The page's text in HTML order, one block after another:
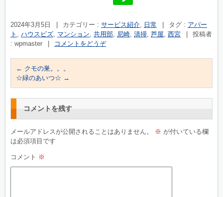
2024年3月5日 | カテゴリー : サービス紹介 日常 | タグ : アパー
ト
ハウスビズ マンション 共用部 尼崎 清掃 芦屋 西宮 |
投稿者
: wpmaster
| コメントをどうぞ
← クモの巣。。。
☆緑のあいつ☆ →
コメントを残す
メールアドレスが公開されることはありません。 ※ が付いている欄
は必須項目です
コメント ※